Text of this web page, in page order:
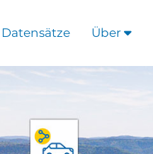
Datensätze Über